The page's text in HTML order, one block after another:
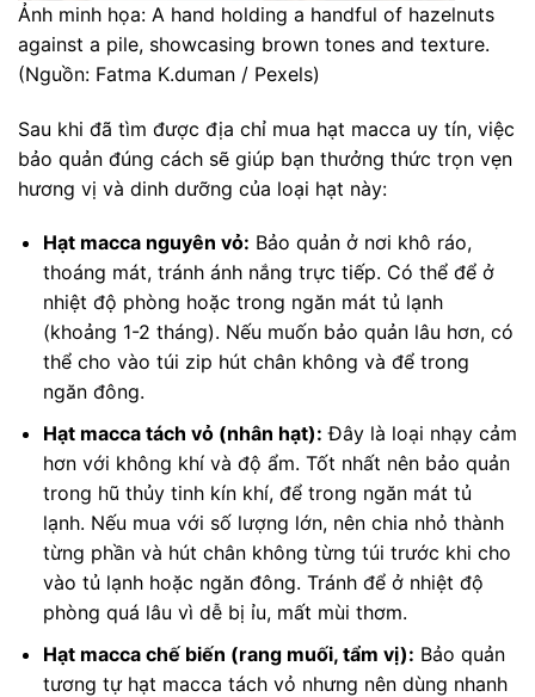
Ảnh minh họa: A hand holding a handful of hazelnuts
against a pile, showcasing brown tones and texture.
(Nguồn: Fatma K.duman / Pexels)
Sau khi đã tìm được địa chỉ mua hạt macca uy tín, việc
bảo quản đúng cách sẽ giúp bạn thưởng thức trọn vẹn
hương vị và dinh dưỡng của loại hạt này:
Hạt macca nguyên vỏ: Bảo quản ở nơi khô ráo,
thoáng mát, tránh ánh nắng trực tiếp. Có thể để ở
nhiệt độ phòng hoặc trong ngăn mát tủ lạnh
(khoảng 1-2 tháng). Nếu muốn bảo quản lâu hơn, có
thể cho vào túi zip hút chân không và để trong
ngăn đông.
Hạt macca tách vỏ (nhân hạt): Đây là loại nhạy cảm
hơn với không khí và độ ẩm. Tốt nhất nên bảo quản
trong hũ thủy tinh kín khí, để trong ngăn mát tủ
lạnh. Nếu mua với số lượng lớn, nên chia nhỏ thành
từng phần và hút chân không từng túi trước khi cho
vào tủ lạnh hoặc ngăn đông. Tránh để ở nhiệt độ
phòng quá lâu vì dễ bị ỉu, mất mùi thơm.
Hạt macca chế biến (rang muối, tẩm vị): Bảo quản
tương tự hạt macca tách vỏ nhưng nên dùng nhanh